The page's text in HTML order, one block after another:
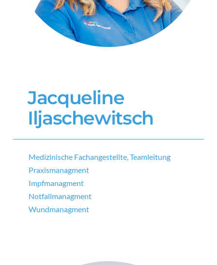
Jacqueline
Iljaschewitsch
Medizinische Fachangestellte, Teamleitung
Praxismanagment
Impfmanagment
Notfallmanagment
Wundmanagment